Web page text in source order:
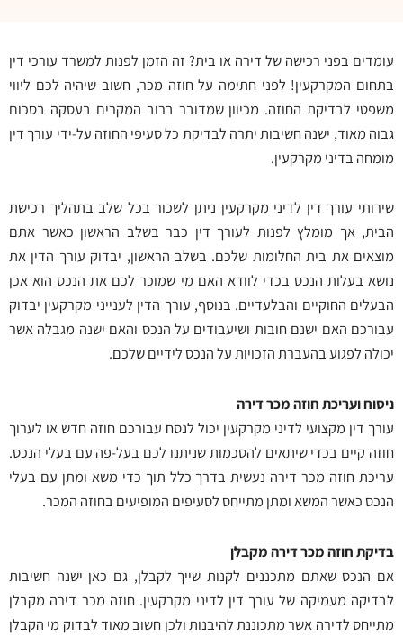
עומדים בפני רכישה של דירה או בית? זה הזמן לפנות למשרד עורכי דין
בתחום המקרקעין! לפני חתימה על חוזה מכר, חשוב שיהיה לכם ליווי
משפטי לבדיקת החוזה. מכיוון שמדובר ברוב המקרים בעסקה בסכום
גבוה מאוד, ישנה חשיבות יתרה לבדיקת כל סעיפי החוזה על-ידי עורך דין
מומחה בדיני מקרקעין.
שירותי עורך דין לדיני מקרקעין ניתן לשכור בכל שלב בתהליך רכישת
הבית, אך מומלץ לפנות לעורך דין כבר בשלב הראשון כאשר אתם
מוצאים את בית החלומות שלכם. בשלב הראשון, יבדוק עורך הדין את
נושא בעלות הנכס בכדי לוודא האם מי שמוכר לכם את הנכס הוא אכן
הבעלים החוקיים והבלעדיים. בנוסף, עורך הדין לענייני מקרקעין יבדוק
עבורכם האם ישנם חובות ושיעבודים על הנכס והאם ישנה מגבלה אשר
יכולה לפגוע בהעברת הזכויות על הנכס לידיים שלכם.
ניסוח ועריכת חוזה מכר דירה
עורך דין מקצועי לדיני מקרקעין יכול לנסח עבורכם חוזה חדש או לערוך
חוזה קיים בכדי שיתאים להסכמות שניתנו לכם בעל-פה עם בעלי הנכס.
עריכת חוזה מכר דירה נעשית בדרך כלל תוך כדי משא ומתן עם בעלי
הנכס כאשר המשא ומתן מתייחס לסעיפים המופיעים בחוזה המכר.
בדיקת חוזה מכר דירה מקבלן
אם הנכס שאתם מתכננים לקנות שייך לקבלן, גם כאן ישנה חשיבות
לבדיקה מעמיקה של עורך דין לדיני מקרקעין. חוזה מכר דירה מקבלן
מתייחס לדירה אשר מתכוננת להיבנות ולכן חשוב מאוד לבדוק מי הקבלן